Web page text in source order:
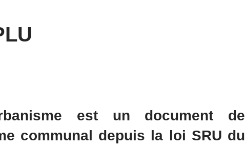
est un document de
communal depuis la loi SRU du